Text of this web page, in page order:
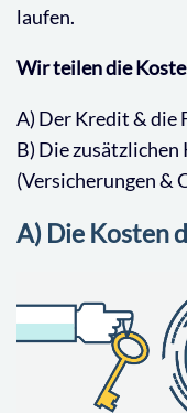
laufen.
Wir teilen die
A) Der Kredit & die
B) Die
(Versicherungen &
A) Die Kosten